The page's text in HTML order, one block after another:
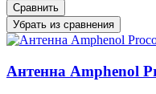
Сравнить
Убрать из сравнения
Антенна Amphenol